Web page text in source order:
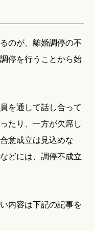
のが、離婚調停の不
停を行うことから始
を通して話し合って
たり、一方が欠席し
意成立は見込めな
どには、調停不成立
内容は下記の記事を